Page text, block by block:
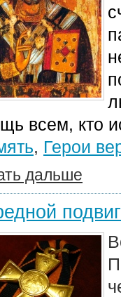
всем, кто
, Герои
дальше